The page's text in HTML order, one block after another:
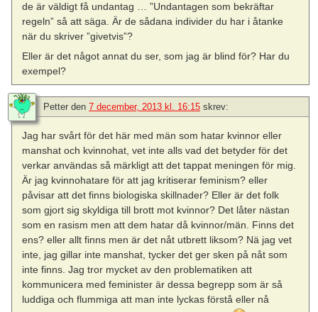
de är väldigt få undantag … ”Undantagen som bekräftar
regeln” så att säga. Är de sådana individer du har i åtanke
när du skriver ”givetvis”?
Eller är det något annat du ser, som jag är blind för? Har du
exempel?
Petter den 7 december, 2013 kl. 16:15 skrev:
Jag har svårt för det här med män som hatar kvinnor eller
manshat och kvinnohat, vet inte alls vad det betyder för det
verkar användas så märkligt att det tappat meningen för mig.
Är jag kvinnohatare för att jag kritiserar feminism? eller
påvisar att det finns biologiska skillnader? Eller är det folk
som gjort sig skyldiga till brott mot kvinnor? Det låter nästan
som en rasism men att dem hatar då kvinnor/män. Finns det
ens? eller allt finns men är det nåt utbrett liksom? Nä jag vet
inte, jag gillar inte manshat, tycker det ger sken på nåt som
inte finns. Jag tror mycket av den problematiken att
kommunicera med feminister är dessa begrepp som är så
luddiga och flummiga att man inte lyckas förstå eller nå